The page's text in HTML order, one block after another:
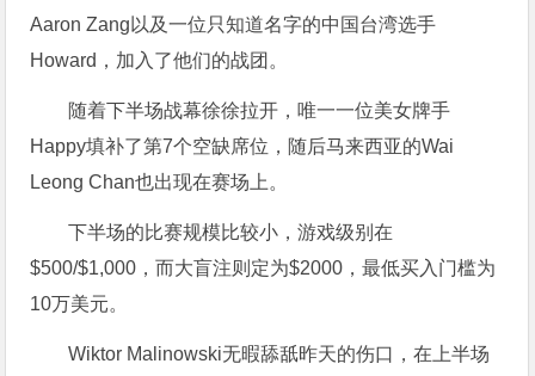
Aaron Zang以及一位只知道名字的中国台湾选手
Howard，加入了他们的战团。
随着下半场战幕徐徐拉开，唯一一位美女牌手
Happy填补了第7个空缺席位，随后马来西亚的Wai
Leong Chan也出现在赛场上。
下半场的比赛规模比较小，游戏级别在
$500/$1,000，而大盲注则定为$2000，最低买入门槛为
10万美元。
Wiktor Malinowski无暇舔舐昨天的伤口，在上半场